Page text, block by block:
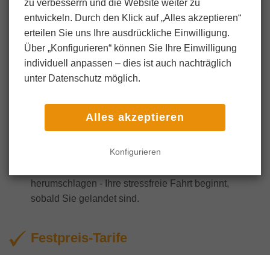
Bequem
FZ-Transfer bietetgünstige Flughafentaxi-
Services zum Festpreis in Jena
schnellen und effizienten Flughafentransfer vom
Frankfurter Flughafen nach Jena und umgekehrt
Warteschlangen stehen oder sich mit dem
herumschlagen - Ihre stressfreie Fahrt beginnt,
sobald Sie gelandet sind.
Festpreis-Tarife
zu verbesserrn und die Website weiter zu
entwickeln. Durch den Klick auf „Alles akzeptieren“
erteilen Sie uns Ihre ausdrückliche Einwilligung.
Über „Konfigurieren“ können Sie Ihre Einwilligung
individuell anpassen ‒ dies ist auch nachträglich
unter Datenschutz möglich.
Alles akzeptieren
Konfigurieren